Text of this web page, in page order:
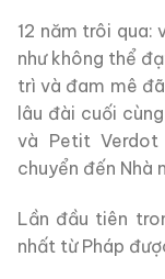
12 năm trôi qua:
như không thể
trì và đam mê
lâu đài cuối
và Petit
chuyển đến Nhà
Lần đầu tiên
nhất từ ​​Pháp